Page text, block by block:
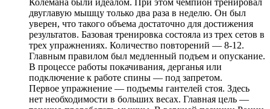
двуглавую мышцу только два раза в неделю. Он был
уверен, что такого объема достаточно для достижения
результатов. Базовая тренировка состояла из трех сетов в
трех упражнениях. Количество повторений — 8-12.
Главным правилом был медленный подъем и опускание.
В процессе работы покачивания, дерганья или
подключение к работе спины — под запретом.
Первое упражнение — подъемы гантелей стоя. Здесь
нет необходимости в больших весах. Главная цель —